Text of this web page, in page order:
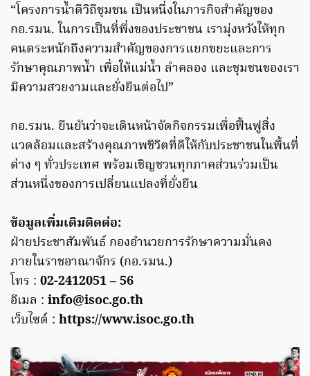
“โครงการน้ำดีวิถีชุมชน เป็นหนึ่งในภารกิจสำคัญของ
กอ.รมน. ในการเป็นที่พึ่งของประชาชน เรามุ่งหวังให้ทุก
คนตระหนักถึงความสำคัญของการแยกขยะและการ
รักษาคุณภาพน้ำ เพื่อให้แม่น้ำ ลำคลอง และชุมชนของเรา
มีความสวยงามและยั่งยืนต่อไป”
กอ.รมน. ยืนยันว่าจะเดินหน้าจัดกิจกรรมเพื่อฟื้นฟูสิ่ง
แวดล้อมและสร้างคุณภาพชีวิตที่ดีให้กับประชาชนในพื้นที่
ต่าง ๆ ทั่วประเทศ พร้อมเชิญชวนทุกภาคส่วนร่วมเป็น
ส่วนหนึ่งของการเปลี่ยนแปลงที่ยั่งยืน
ข้อมูลเพิ่มเติมติดต่อ:
ฝ่ายประชาสัมพันธ์ กองอำนวยการรักษาความมั่นคง
ภายในราชอาณาจักร (กอ.รมน.)
โทร : 02-2412051 – 56
อีเมล : info@isoc.go.th
เว็บไซต์ : https://www.isoc.go.th